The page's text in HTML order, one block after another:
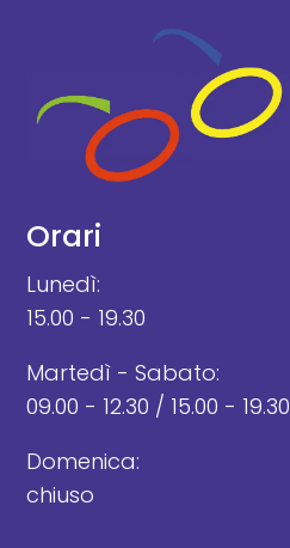
Orari
Lunedì:
15.00 - 19.30
Martedì - Sabato:
09.00 - 12.30 / 15.00 - 19.30
Domenica:
chiuso